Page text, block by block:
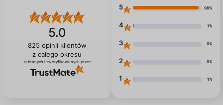
5.0
825 opinii klientów
z całego okresu
zebranych i zweryfikowanych przez
5 98%
4 1%
3 0%
2 0%
1 1%